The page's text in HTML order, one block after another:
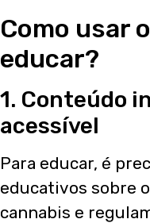
Como usar
educar?
1. Conteúdo
acessível
Para educar, é
educativos sobre
cannabis e